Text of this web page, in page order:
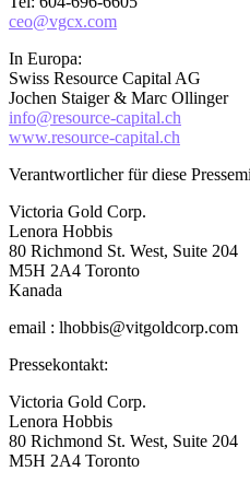
ceo@vgcx.com
In Europa:
Swiss Resource Capital AG
Jochen Staiger & Marc Ollinger
info@resource-capital.ch
www.resource-capital.ch
Verantwortlicher für diese
Victoria Gold Corp.
Lenora Hobbis
80 Richmond St. West, Suite 204
M5H 2A4 Toronto
Kanada
email : lhobbis@vitgoldcorp.com
Pressekontakt:
Victoria Gold Corp.
Lenora Hobbis
80 Richmond St. West, Suite 204
M5H 2A4 Toronto